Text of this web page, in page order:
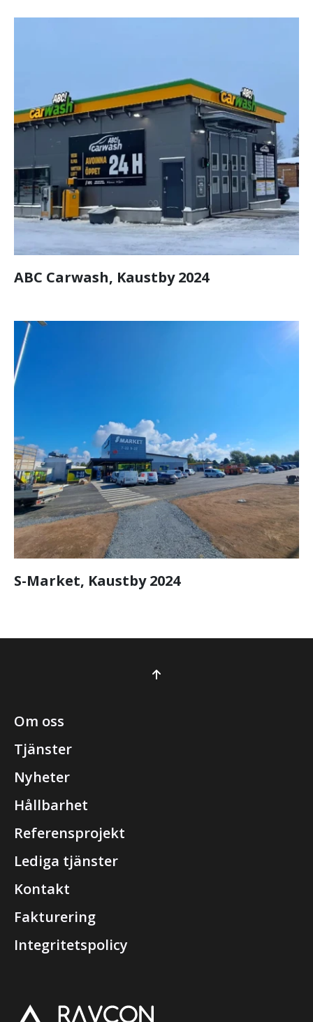
ABC Carwash, Kaustby 2024
S-Market, Kaustby 2024
Om oss
Tjänster
Nyheter
Hållbarhet
Referensprojekt
Lediga tjänster
Kontakt
Fakturering
Integritetspolicy